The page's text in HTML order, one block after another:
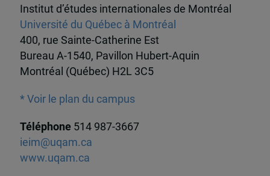
Institut d’études internationales de Montréal
Université du Québec à Montréal
400, rue Sainte-Catherine Est
Bureau A-1540, Pavillon Hubert-Aquin
Montréal (Québec) H2L 3C5
* Voir le plan du campus
Téléphone 514 987-3667
ieim@uqam.ca
www.uqam.ca